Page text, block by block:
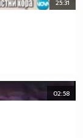
25:31
02:58